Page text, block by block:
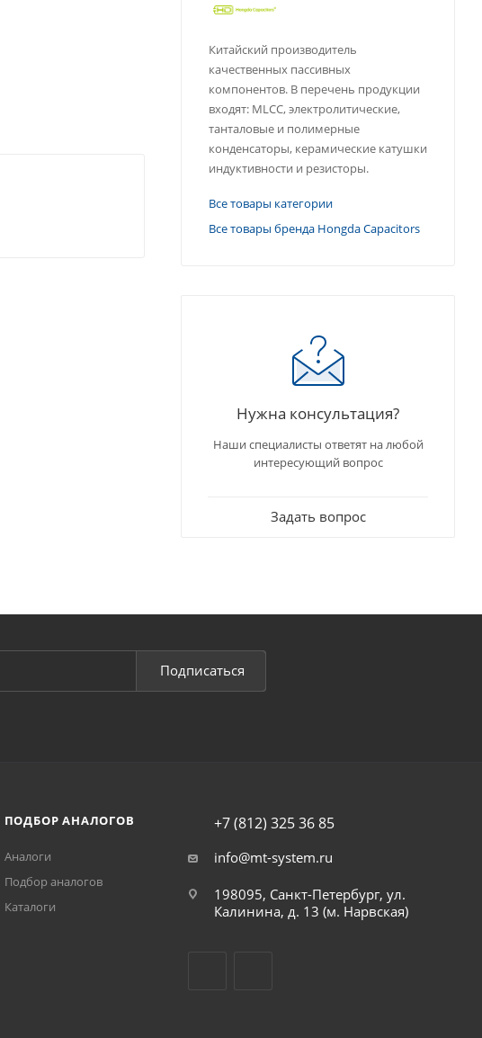
Китайский производитель
качественных пассивных
компонентов. В перечень продукции
входят: MLCC, электролитические,
танталовые и полимерные
конденсаторы, керамические катушки
индуктивности и резисторы.
Все товары категории
Все товары бренда Hongda Capacitors
Нужна консультация?
Наши специалисты ответят на любой
интересующий вопрос
Задать вопрос
Подписаться
ПОДБОР АНАЛОГОВ
Аналоги
Подбор аналогов
Каталоги
+7 (812) 325 36 85
info@mt-system.ru
198095, Санкт-Петербург, ул.
Калинина, д. 13 (м. Нарвская)